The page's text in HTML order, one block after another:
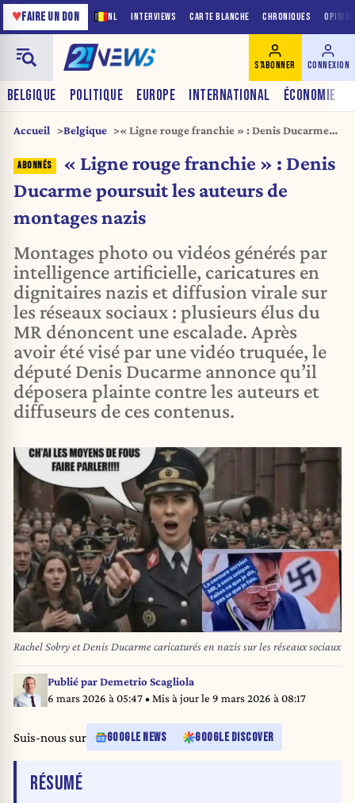
NL INTERVIEWS CARTE BLANCHE CHRONIQUES
♥FAIRE UN DON
BELGIQUE POLITIQUE EUROPE INTERNATIONAL ÉCONOMIE
S'ABONNER CONNEXION
Accueil Belgique
« Ligne rouge franchie » : Denis Ducarme
« Ligne rouge franchie » : Denis
Ducarme poursuit les auteurs de
montages nazis
Montages photo ou vidéos générés par
intelligence artificielle, caricatures en
dignitaires nazis et diffusion virale sur
les réseaux sociaux : plusieurs élus du
MR dénoncent une escalade. Après
avoir été visé par une vidéo truquée, le
député Denis Ducarme annonce qu’il
déposera plainte contre les auteurs et
diffuseurs de ces contenus.
Rachel Sobry et Denis Ducarme caricaturés en nazis sur les réseaux sociaux
Publié parDemetrio Scagliola
6 mars 2026 à 05:47• Mis à jour le 9 mars 2026 à 08:17
Suis-nous sur GOOGLE NEWS GOOGLE DISCOVER
RÉSUMÉDE L'ARTICLE